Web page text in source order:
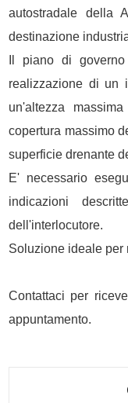
autostradale della
destinazione
Il piano di
realizzazione di un
un'altezza
copertura massimo
superficie drenante
E' necessario
indicazioni
dell'interlocutore.
Soluzione ideale per
Contattaci per
appuntamento.